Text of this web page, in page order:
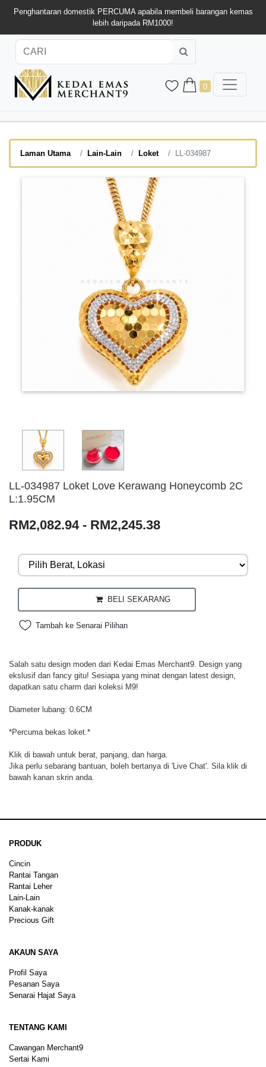
Penghantaran domestik PERCUMA apabila membeli barangan kemas
lebih daripada RM1000!
0
Laman Utama Lain-Lain Loket LL-034987
LL-034987 Loket Love Kerawang Honeycomb 2C
L:1.95CM
RM2,082.94 - RM2,245.38
BELI SEKARANG
Tambah ke Senarai Pilihan
Salah satu design moden dari Kedai Emas Merchant9. Design yang
ekslusif dan fancy gitu! Sesiapa yang minat dengan latest design,
dapatkan satu charm dari koleksi M9!
Diameter lubang: 0.6CM
*Percuma bekas loket.*
Klik di bawah untuk berat, panjang, dan harga.
Jika perlu sebarang bantuan, boleh bertanya di 'Live Chat'. Sila klik di
bawah kanan skrin anda.
PRODUK
Cincin
Rantai Tangan
Rantai Leher
Lain-Lain
Kanak-kanak
Precious Gift
AKAUN SAYA
Profil Saya
Pesanan Saya
Senarai Hajat Saya
TENTANG KAMI
Cawangan Merchant9
Sertai Kami